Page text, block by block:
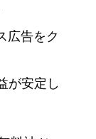
広告をク
が安定し